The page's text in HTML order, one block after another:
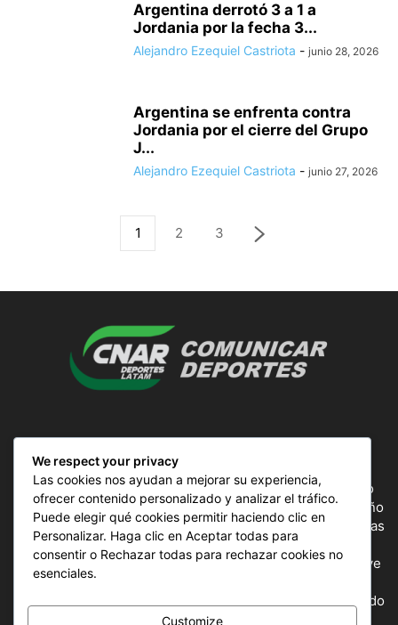
Argentina derrotó 3 a 1 a
Jordania por la fecha 3...
Alejandro Ezequiel Castriota - junio 28, 2026
Argentina se enfrenta contra
Jordania por el cierre del Grupo
J...
Alejandro Ezequiel Castriota - junio 27, 2026
1 2 3
ComunicAr Deportes es un proyecto de noticias creado
por el director y Productor argentino Ale Gordillo en el año
2018, perteneciente a CnAr Latam y MS Interactiva noticias
deportivas de todo el continente latinoamericano y el
mundo, todos los deportes en un solo sitio, donde se vive
la pasión por esta actividad, nuestros periodistas
capacitados para mostrar la información precisa del mundo
deportivo.
We respect your privacy
Las cookies nos ayudan a mejorar su experiencia,
ofrecer contenido personalizado y analizar el tráfico.
Puede elegir qué cookies permitir haciendo clic en
Personalizar. Haga clic en Aceptar todas para
consentir o Rechazar todas para rechazar cookies no
esenciales.
Customize